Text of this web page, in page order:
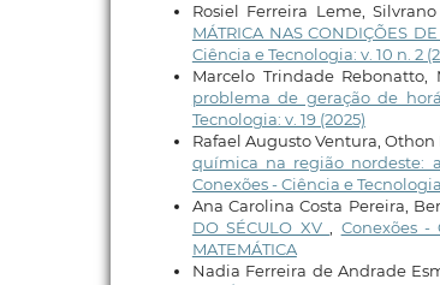
Rosiel Ferreira Leme,
MÁTRICA NAS CONDIÇÕES
Ciência e Tecnologia: v. 10 n. 2
Marcelo Trindade Rebonatto,
problema de geração de
Tecnologia: v. 19 (2025)
Rafael Augusto Ventura,
química na região nordeste:
Conexões - Ciência e
Ana Carolina Costa Pereira,
DO SÉCULO XV, Conexões -
MATEMÁTICA
Nadia Ferreira de Andrade